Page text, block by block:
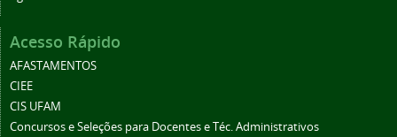
Acesso Rápido
AFASTAMENTOS
CIEE
CIS UFAM
Concursos e Seleções para Docentes e Téc. Administrativos